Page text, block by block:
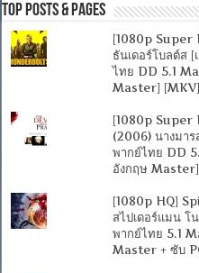
Top Posts & Pages
[1080p
ธันเดอร์โบลต์ส
ไทย DD 5.1
Master]
[1080p Super
(2006) นางมาร
พากย์ไทย DD
อังกฤษ
[1080p HQ]
สไปเดอร์แมน โ
พากย์ไทย 5.1
Master + ซับ